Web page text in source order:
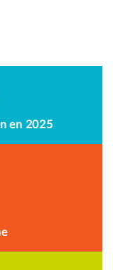
en 2025